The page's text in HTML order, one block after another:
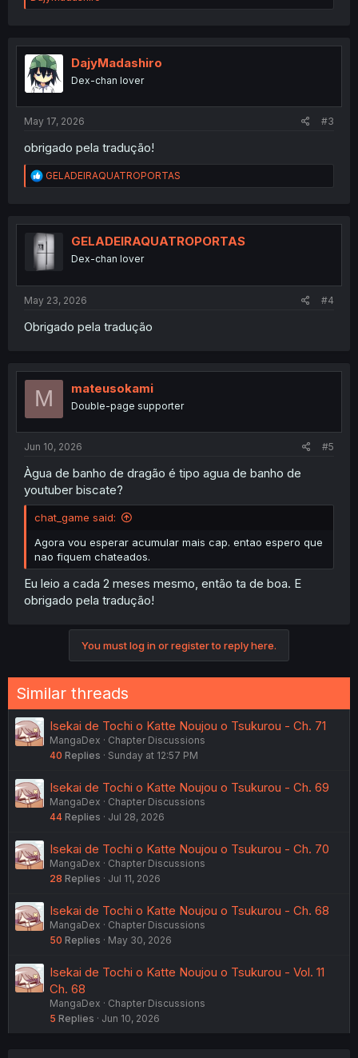
a
i
o
n
s
DajyMadashiro
Dex-chan lover
May 17, 2026 #3
obrigado pela tradução!
R
e
t
i
o
n
GELADEIRAQUATROPORTAS
GELADEIRAQUATROPORTAS
Dex-chan lover
May 23, 2026 #4
Obrigado pela tradução
M mateusokami
Double-page supporter
Jun 10, 2026 #5
Àgua de banho de dragão é tipo agua de banho de
youtuber biscate?
chat_game said:
Agora vou esperar acumular mais cap. entao espero que
nao fiquem chateados.
Eu leio a cada 2 meses mesmo, então ta de boa. E
obrigado pela tradução!
You must log in or register to reply here.
Similar threads
Isekai de Tochi o Katte Noujou o Tsukurou - Ch. 71
MangaDex
Chapter Discussions
40 Replies Sunday at 12:57 PM
Isekai de Tochi o Katte Noujou o Tsukurou - Ch. 69
MangaDex
Chapter Discussions
44 Replies Jul 28, 2026
Isekai de Tochi o Katte Noujou o Tsukurou - Ch. 70
MangaDex
Chapter Discussions
28 Replies Jul 11, 2026
Isekai de Tochi o Katte Noujou o Tsukurou - Ch. 68
MangaDex
Chapter Discussions
50 Replies May 30, 2026
Isekai de Tochi o Katte Noujou o Tsukurou - Vol. 11
Ch. 68
MangaDex
Chapter Discussions
5 Replies Jun 10, 2026